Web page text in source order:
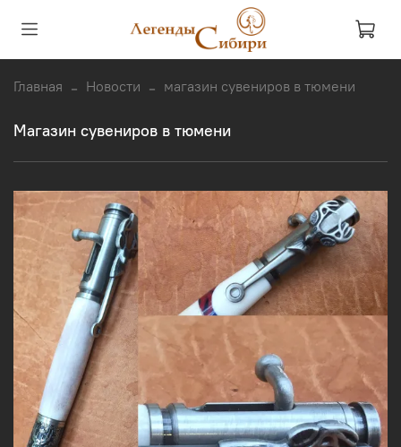
Главная Новости магазин сувениров в тюмени
магазин сувениров в тюмени